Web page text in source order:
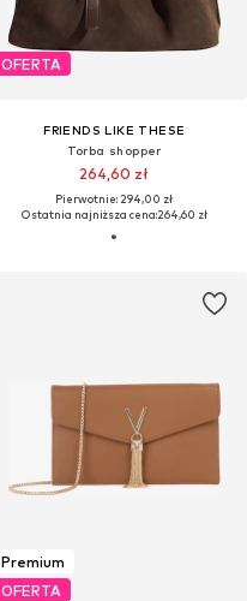
OFERTA
FRIENDS LIKE THESE
Torba shopper
264,60 zł
Pierwotnie: 294,00 zł
Ostatnia najniższa cena:264,60 zł
Premium
OFERTA